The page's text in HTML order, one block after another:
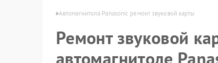
Автомагнитола Panasonic ремонт звуковой карты
Ремонт звуковой
автомагнитоле